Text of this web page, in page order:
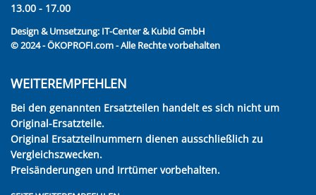
13.00 - 17.00
Design & Umsetzung: IT-Center & Kubid GmbH
© 2024 - ÖKOPROFI.com - Alle Rechte vorbehalten
WEITEREMPFEHLEN
Bei den genannten Ersatzteilen handelt es sich nicht um
Original-Ersatzteile.
Original Ersatzteilnummern dienen ausschließlich zu
Vergleichszwecken.
Preisänderungen und Irrtümer vorbehalten.